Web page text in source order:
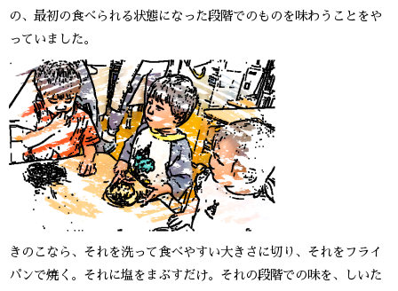
の、最初の食べられる状態になった段階でのものを味わうことをや
っていました。
きのこなら、それを洗って食べやすい大きさに切り、それをフライ
パンで焼く。それに塩をまぶすだけ。それの段階での味を、しいた